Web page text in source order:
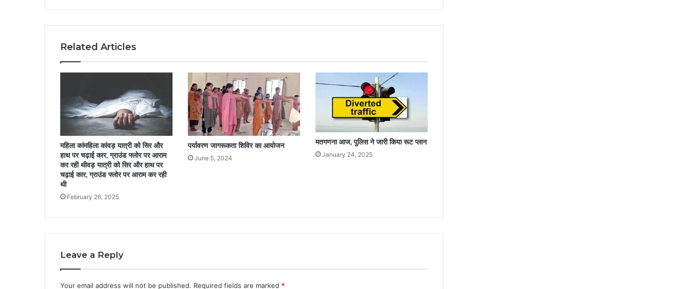
Related Articles
महिला कांमहिला कांवड़ यात्री को सिर और
हाथ पर चढ़ाई कार, ग्राउंड फ्लोर पर आराम
कर रही थीवड़ यात्री को सिर और हाथ पर
चढ़ाई कार, ग्राउंड फ्लोर पर आराम कर रही
थी
February 26, 2025
पर्यावरण जागरूकता शिविर का आयोजन
June 5, 2024
मतगणना आज, पुलिस ने जारी किया रूट प्लान
January 24, 2025
Leave a Reply
Your email address will not be published. Required fields are marked *